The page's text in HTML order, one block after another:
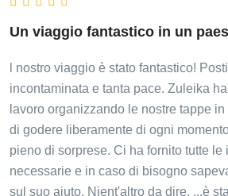
Un viaggio fantastico in un
l nostro viaggio è stato fantastico!
incontaminata e tanta pace. Zuleika
lavoro organizzando le nostre tappe
di godere liberamente di ogni
pieno di sorprese. Ci ha fornito tutte le
necessarie e in caso di bisogno
sul suo aiuto. Nient'altro da dire. ...è